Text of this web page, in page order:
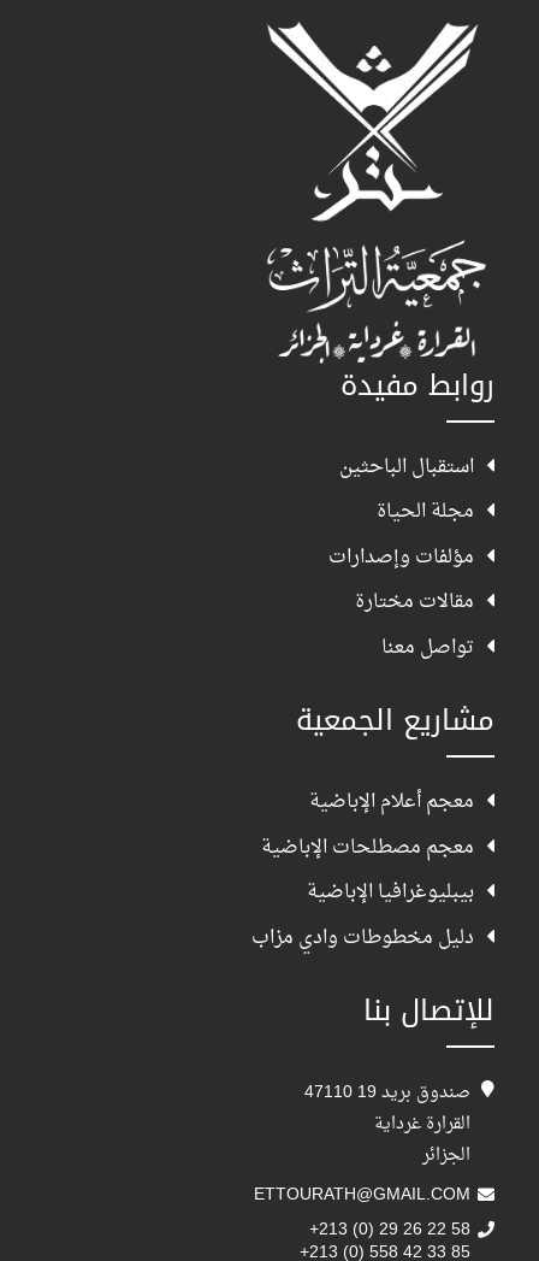
روابط مفيدة
استقبال الباحثين
مجلة الحياة
مؤلفات وإصدارات
مقالات مختارة
تواصل معنا
مشاريع الجمعية
معجم أعلام الإباضية
معجم مصطلحات الإباضية
بيبليوغرافيا الإباضية
دليل مخطوطات وادي مزاب
للإتصال بنا
صندوق بريد 19 47110
القرارة غرداية
الجزائر
ETTOURATH@GMAIL.COM
+213 (0) 29 26 22 58
+213 (0) 558 42 33 85